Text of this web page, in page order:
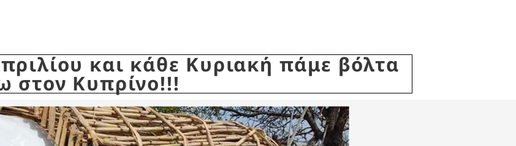
και κάθε Κυριακή πάμε βόλτα
στον Κυπρίνο!!!